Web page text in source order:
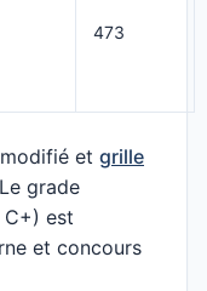
473
et grille
grade
C+) est
et concours